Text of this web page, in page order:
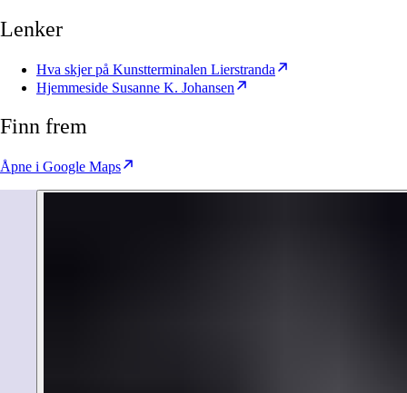
Lenker
Hva skjer på Kunstterminalen Lierstranda
Hjemmeside Susanne K. Johansen
Finn frem
Åpne i Google Maps